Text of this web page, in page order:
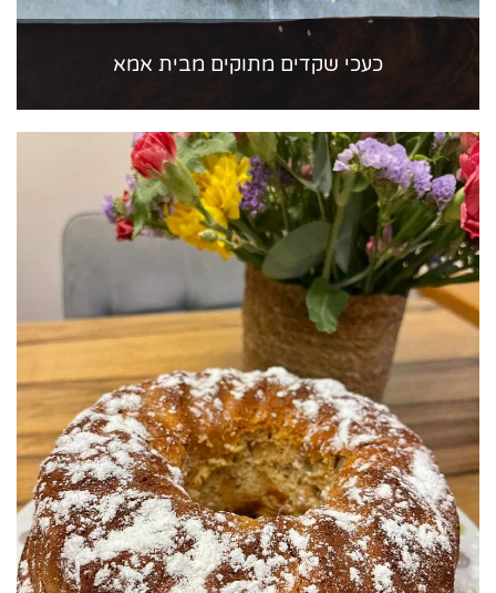
כעכי שקדים מתוקים מבית אמא